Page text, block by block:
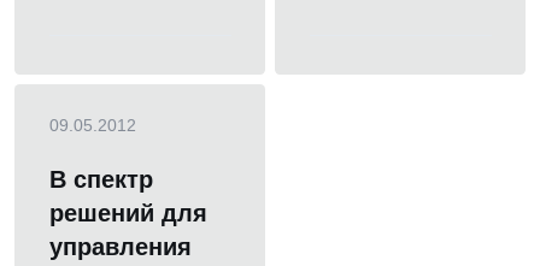
09.05.2012
В спектр
решений для
управления